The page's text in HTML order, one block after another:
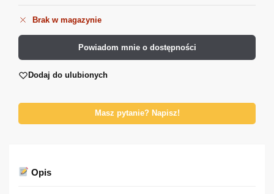
Brak w magazynie
Powiadom mnie o dostępności
Dodaj do ulubionych
Masz pytanie? Napisz!
Opis